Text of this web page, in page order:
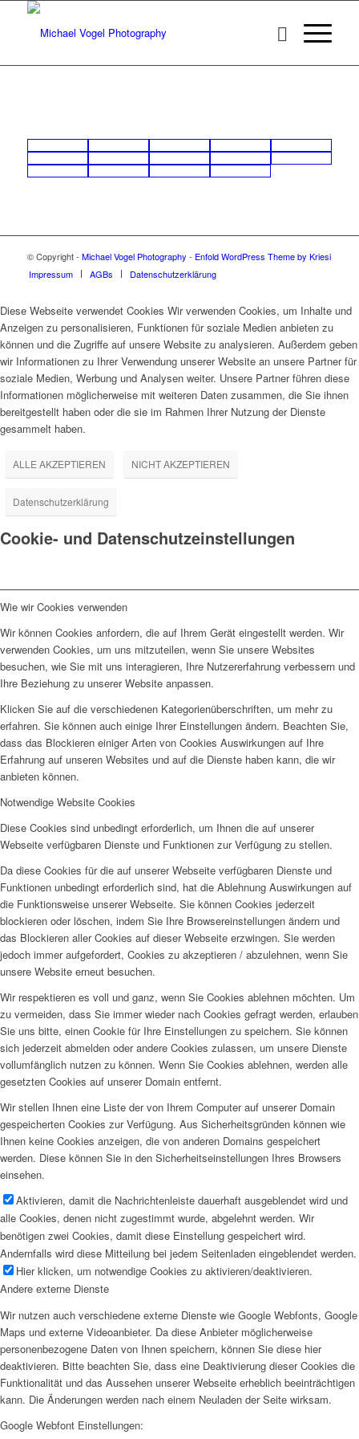
© Copyright - Michael Vogel Photography - Enfold WordPress Theme by Kriesi
Impressum
AGBs Datenschutzerklärung
Diese Webseite verwendet Cookies Wir verwenden Cookies, um Inhalte und
Anzeigen zu personalisieren, Funktionen für soziale Medien anbieten zu
können und die Zugriffe auf unsere Website zu analysieren. Außerdem geben
wir Informationen zu Ihrer Verwendung unserer Website an unsere Partner für
soziale Medien, Werbung und Analysen weiter. Unsere Partner führen diese
Informationen möglicherweise mit weiteren Daten zusammen, die Sie ihnen
bereitgestellt haben oder die sie im Rahmen Ihrer Nutzung der Dienste
gesammelt haben.
ALLE AKZEPTIEREN NICHT AKZEPTIEREN
Datenschutzerklärung
Cookie- und Datenschutzeinstellungen
Wie wir Cookies verwenden
Wir können Cookies anfordern, die auf Ihrem Gerät eingestellt werden. Wir
verwenden Cookies, um uns mitzuteilen, wenn Sie unsere Websites
besuchen, wie Sie mit uns interagieren, Ihre Nutzererfahrung verbessern und
Ihre Beziehung zu unserer Website anpassen.
Klicken Sie auf die verschiedenen Kategorienüberschriften, um mehr zu
erfahren. Sie können auch einige Ihrer Einstellungen ändern. Beachten Sie,
dass das Blockieren einiger Arten von Cookies Auswirkungen auf Ihre
Erfahrung auf unseren Websites und auf die Dienste haben kann, die wir
anbieten können.
Notwendige Website Cookies
Diese Cookies sind unbedingt erforderlich, um Ihnen die auf unserer
Webseite verfügbaren Dienste und Funktionen zur Verfügung zu stellen.
Da diese Cookies für die auf unserer Webseite verfügbaren Dienste und
Funktionen unbedingt erforderlich sind, hat die Ablehnung Auswirkungen auf
die Funktionsweise unserer Webseite. Sie können Cookies jederzeit
blockieren oder löschen, indem Sie Ihre Browsereinstellungen ändern und
das Blockieren aller Cookies auf dieser Webseite erzwingen. Sie werden
jedoch immer aufgefordert, Cookies zu akzeptieren / abzulehnen, wenn Sie
unsere Website erneut besuchen.
Wir respektieren es voll und ganz, wenn Sie Cookies ablehnen möchten. Um
zu vermeiden, dass Sie immer wieder nach Cookies gefragt werden, erlauben
Sie uns bitte, einen Cookie für Ihre Einstellungen zu speichern. Sie können
sich jederzeit abmelden oder andere Cookies zulassen, um unsere Dienste
vollumfänglich nutzen zu können. Wenn Sie Cookies ablehnen, werden alle
gesetzten Cookies auf unserer Domain entfernt.
Wir stellen Ihnen eine Liste der von Ihrem Computer auf unserer Domain
gespeicherten Cookies zur Verfügung. Aus Sicherheitsgründen können wie
Ihnen keine Cookies anzeigen, die von anderen Domains gespeichert
werden. Diese können Sie in den Sicherheitseinstellungen Ihres Browsers
einsehen.
Aktivieren, damit die Nachrichtenleiste dauerhaft ausgeblendet wird und
alle Cookies, denen nicht zugestimmt wurde, abgelehnt werden. Wir
benötigen zwei Cookies, damit diese Einstellung gespeichert wird.
Andernfalls wird diese Mitteilung bei jedem Seitenladen eingeblendet werden.
Hier klicken, um notwendige Cookies zu aktivieren/deaktivieren.
Andere externe Dienste
Wir nutzen auch verschiedene externe Dienste wie Google Webfonts, Google
Maps und externe Videoanbieter. Da diese Anbieter möglicherweise
personenbezogene Daten von Ihnen speichern, können Sie diese hier
deaktivieren. Bitte beachten Sie, dass eine Deaktivierung dieser Cookies die
Funktionalität und das Aussehen unserer Webseite erheblich beeinträchtigen
kann. Die Änderungen werden nach einem Neuladen der Seite wirksam.
Google Webfont Einstellungen: